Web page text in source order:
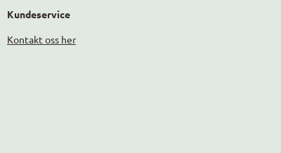
Kundeservice
Kontakt oss her